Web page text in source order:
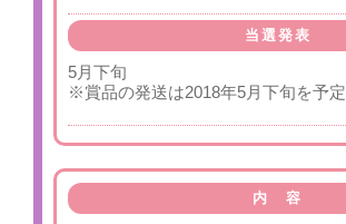
当選発表
5月下旬
※賞品の発送は2018年5月下旬を予定
内 容